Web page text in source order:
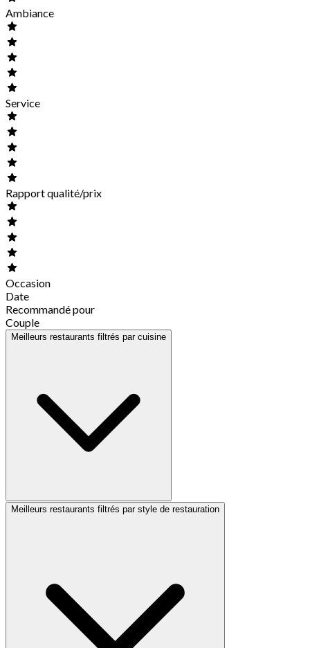
Ambiance
Service
Rapport qualité/prix
Occasion
Date
Recommandé pour
Couple
Meilleurs restaurants filtrés par cuisine
Meilleurs restaurants filtrés par style de restauration